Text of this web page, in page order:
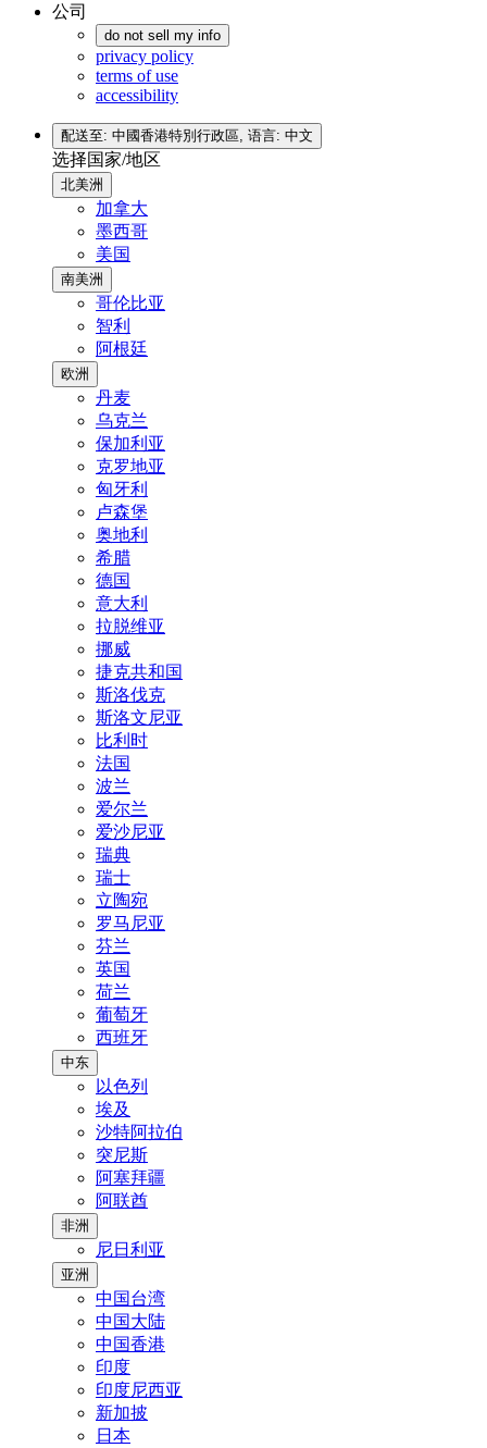
公司
do not sell my info
privacy policy
terms of use
accessibility
配送至: 中國香港特別行政區, 语言: 中文
选择国家/地区
北美洲
加拿大
墨西哥
美国
南美洲
哥伦比亚
智利
阿根廷
欧洲
丹麦
乌克兰
保加利亚
克罗地亚
匈牙利
卢森堡
奥地利
希腊
德国
意大利
拉脱维亚
挪威
捷克共和国
斯洛伐克
斯洛文尼亚
比利时
法国
波兰
爱尔兰
爱沙尼亚
瑞典
瑞士
立陶宛
罗马尼亚
芬兰
英国
荷兰
葡萄牙
西班牙
中东
以色列
埃及
沙特阿拉伯
突尼斯
阿塞拜疆
阿联酋
非洲
尼日利亚
亚洲
中国台湾
中国大陆
中国香港
印度
印度尼西亚
新加披
日本